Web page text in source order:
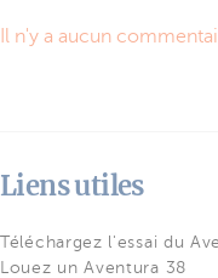
Il n'y a aucun
Liens utiles
Téléchargez l'essai du
Louez un Aventura 38